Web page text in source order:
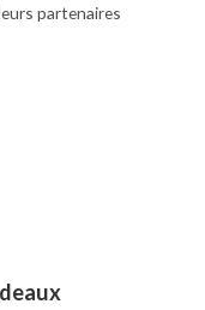
partenaires